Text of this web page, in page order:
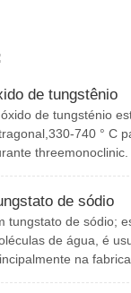
de tungstênio
de tungsténio
740 ° C
de sódio
tungstato de sódio;
de água, é
na